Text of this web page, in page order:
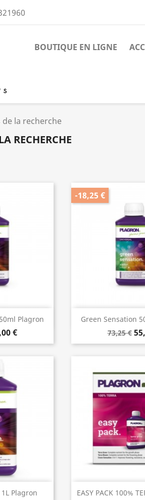
BOUTIQUE EN LIGNE
de la recherche
RECHERCHE
Plagron
€
Green Sensation
73,25 €
-18,25 €
Aperçu
Plagron
EASY PACK 100%
Aperçu